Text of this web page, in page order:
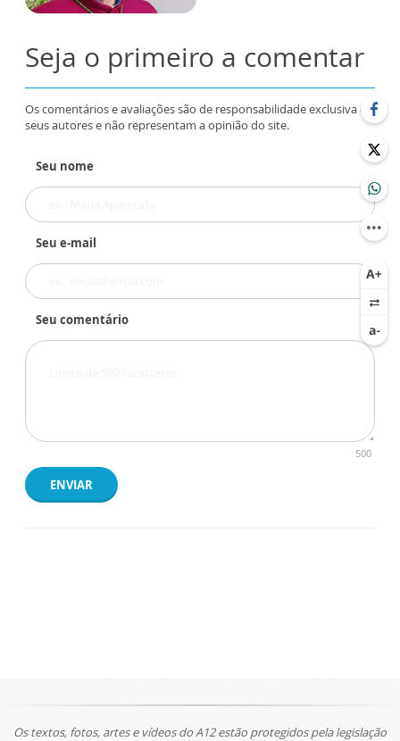
Seja o primeiro a comentar
Os comentários e avaliações são de responsabilidade exclusiva de
seus autores e não representam a opinião do site.
Seu nome
Seu e-mail
Seu comentário
500
ENVIAR
Os textos, fotos, artes e vídeos do A12 estão protegidos pela legislação